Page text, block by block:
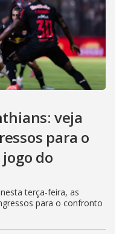
veja
para o
do
terça-feira, as
para o confronto